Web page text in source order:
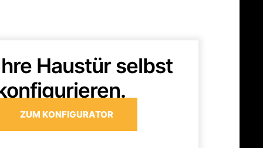
Haustür selbst
ZUM KONFIGURATOR